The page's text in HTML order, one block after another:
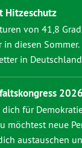
Hitzeschutz
von 41,8
diesen
in
2026
dich für
möchtest neue
austauschen